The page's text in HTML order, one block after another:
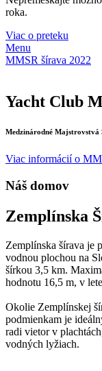
roka.
Viac o preteku
Menu
MMSR šírava 2022
Yacht Club
Medzinárodné Majstrovstvá
Viac informácií o
Náš domov
Zemplínska
Zemplínska šírava je
vodnou plochou na
šírkou 3,5 km.
hodnotu 16,5 m, v
Okolie Zemplínskej
podmienkam je
radi vietor v
vodných lyžiach.